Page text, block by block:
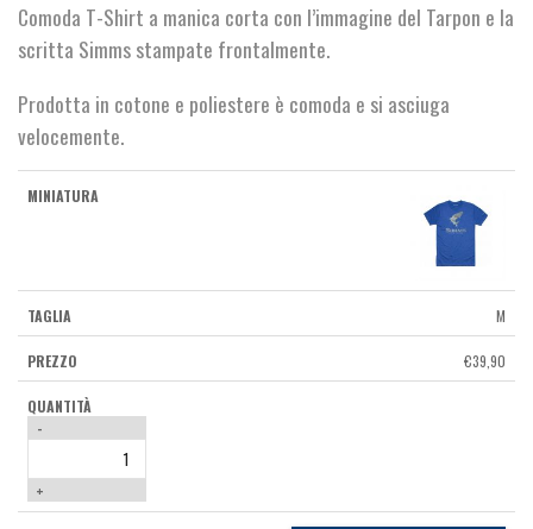
Comoda T-Shirt a manica corta con l’immagine del Tarpon e la
scritta Simms stampate frontalmente.
Prodotta in cotone e poliestere è comoda e si asciuga
velocemente.
M
€39,90
-
+